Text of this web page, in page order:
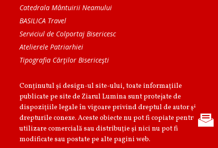
Catedrala Mântuirii Neamului
BASILICA Travel
Serviciul de Colportaj Bisericesc
Atelierele Patriarhiei
Tipografia Cărţilor Bisericeşti
Conținutul și design-ul site-ului, toate informaţiile
publicate pe site de Ziarul Lumina sunt protejate de
dispoziţiile legale în vigoare privind dreptul de autor şi
drepturile conexe. Aceste obiecte nu pot fi copiate pentru
utilizare comercială sau distribuţie şi nici nu pot fi
modificate sau postate pe alte pagini web.